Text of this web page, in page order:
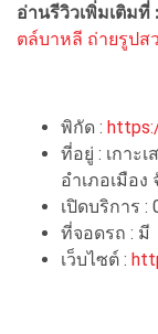
อ่านรีวิวเพิ่มเติมที่ :
ตล์บาหลี ถ่ายรูปส
พิกัด :
ที่อยู่ : เกาะ
อำเภอเมือง
เปิดบริการ :
ที่จอดรถ : มี
เว็บไซต์ :